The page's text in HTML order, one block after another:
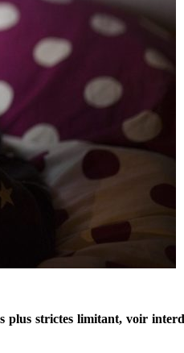
plus strictes limitant, voir